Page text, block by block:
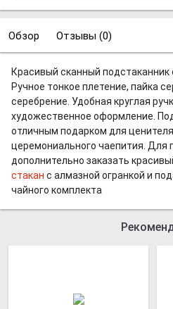
Обзор Отзывы (0)
Красивый сканный
Ручное тонкое плетение, пайка
серебрение. Удобная круглая
художественное оформление.
отличным подарком для
церемониального чаепития. Для
дополнительно заказать
стакан с алмазной огранкой и
чайного комплекта